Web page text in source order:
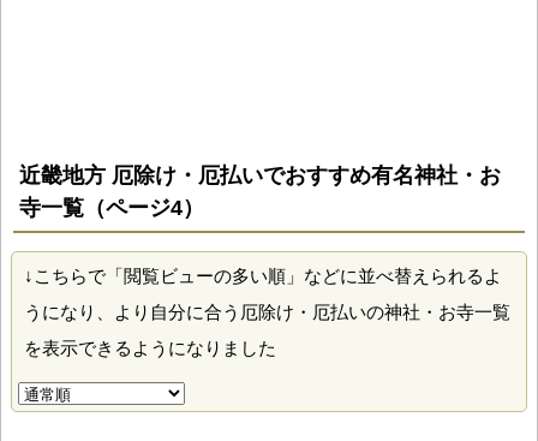
近畿地方 厄除け・厄払いでおすすめ有名神社・お
寺一覧（ページ4）
↓こちらで「閲覧ビューの多い順」などに並べ替えられるよ
うになり、より自分に合う厄除け・厄払いの神社・お寺一覧
を表示できるようになりました